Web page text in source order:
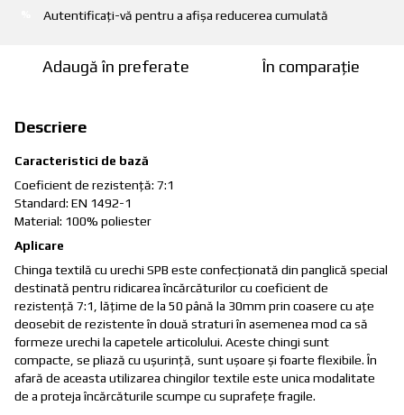
Autentificați-vă pentru a afișa reducerea cumulată
Adaugă în preferate În comparație
Descriere
Caracteristici de bază
Coeficient de rezistenţă: 7:1
Standard: EN 1492-1
Material: 100% poliester
Aplicare
Chinga textilă cu urechi SPB este confecționată din panglică special
destinată pentru ridicarea încărcăturilor cu coeficient de
rezistenţă 7:1, lățime de la 50 până la 30mm prin coasere cu ațe
deosebit de rezistente în două straturi în asemenea mod ca să
formeze urechi la capetele articolului. Aceste chingi sunt
compacte, se pliază cu ușurință, sunt ușoare şi foarte flexibile. În
afară de aceasta utilizarea chingilor textile este unica modalitate
de a proteja încărcăturile scumpe cu suprafețe fragile.